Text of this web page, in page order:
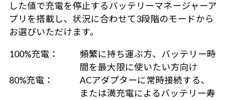
した値で充電を停止するバッテリーマネージャーア
プリを搭載し、状況に合わせて3段階のモードから
お選びいただけます。
100%充電：
頻繁に持ち運ぶ方、バッテリー時
間を最大限に使いたい方向け
80%充電：
ACアダプターに常時接続する、
または満充電によるバッテリー寿